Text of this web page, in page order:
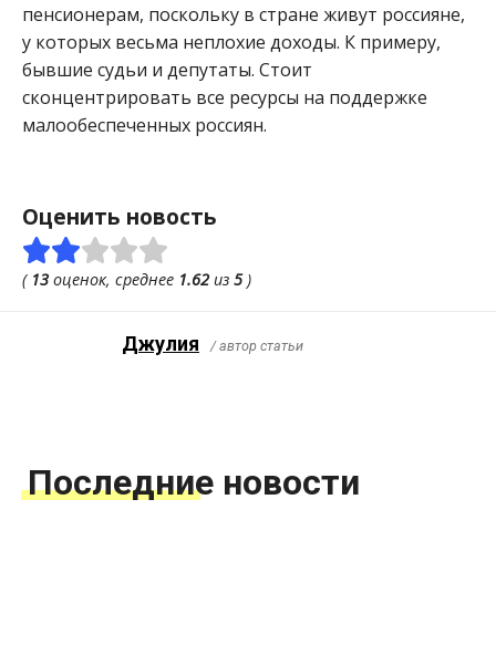
пенсионерам, поскольку в стране живут россияне,
у которых весьма неплохие доходы. К примеру,
бывшие судьи и депутаты. Стоит
сконцентрировать все ресурсы на поддержке
малообеспеченных россиян.
Оценить новость
( 13 оценок, среднее 1.62 из 5)
Джулия / автор статьи
Последние новости